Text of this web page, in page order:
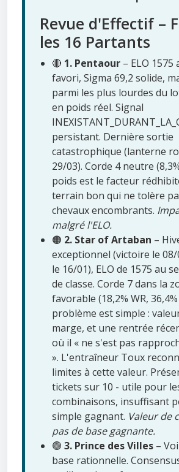
Revue d'Effectif –
les 16 Partants
🔴 1. Pentaour – ELO 1575
favori, Sigma 69,2 solide,
parmi les plus lourdes du
en poids réel. Signal
persistant. Dernière sortie
catastrophique (lanterne
29/03). Corde 4 neutre
poids est le facteur
terrain bon qui ne tolère
chevaux encombrants.
malgré l'ELO.
🟠 2. Star of Artaban –
exceptionnel (victoire le 08/
le 16/01), ELO de 1575 au
de classe. Corde 7 dans la
favorable (18,2% WR, 36,4%
problème est simple :
marge, et une rentrée
où il « ne s'est pas
». L'entraîneur Toux
limites à cette valeur.
tickets sur 10 - utile pour
combinaisons, insuffisant
simple gagnant. Valeur de
pas de base gagnante.
🟢 3. Prince des Villes –
base rationnelle.